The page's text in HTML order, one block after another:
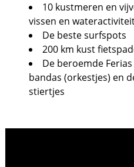
10 kustmeren en
vissen en
De beste surfspots
200 km kust
De beroemde
bandas (orkestjes) en
stiertjes